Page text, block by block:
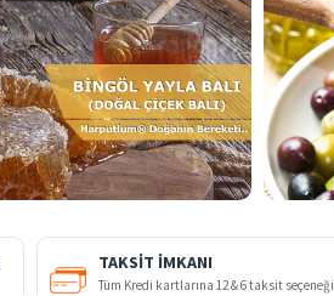
TAKSIT İMKANI
Tüm Kredi kartlarına 12 & 6 taksit seçeneği